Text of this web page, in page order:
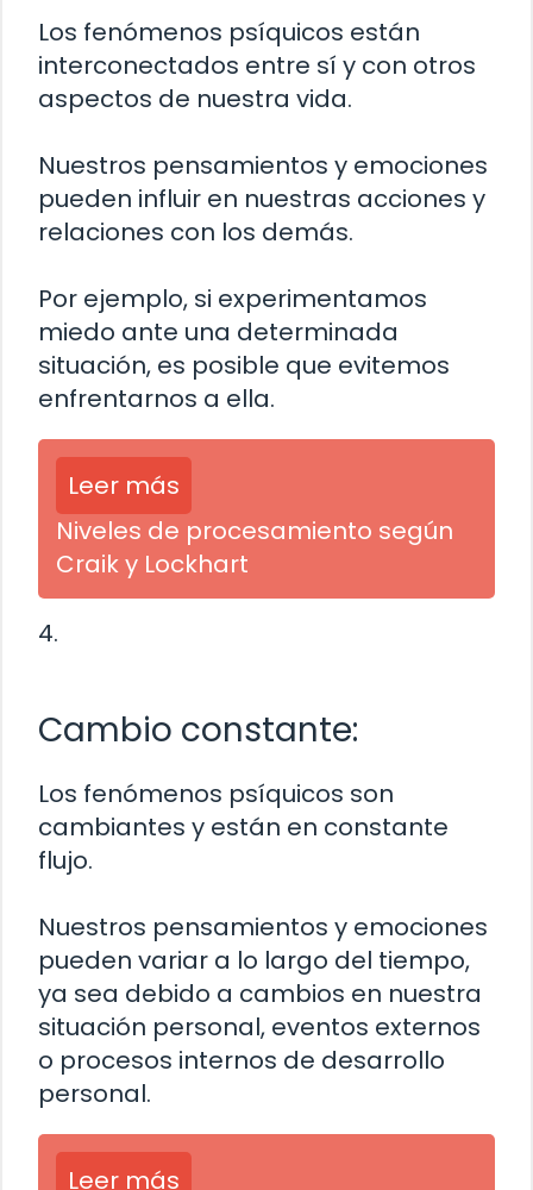
Los fenómenos psíquicos están
interconectados entre sí y con otros
aspectos de nuestra vida.
Nuestros pensamientos y emociones
pueden influir en nuestras acciones y
relaciones con los demás.
Por ejemplo, si experimentamos
miedo ante una determinada
situación, es posible que evitemos
enfrentarnos a ella.
Leer más
Niveles de procesamiento según
Craik y Lockhart
4.
Cambio constante:
Los fenómenos psíquicos son
cambiantes y están en constante
flujo.
Nuestros pensamientos y emociones
pueden variar a lo largo del tiempo,
ya sea debido a cambios en nuestra
situación personal, eventos externos
o procesos internos de desarrollo
personal.
Leer más